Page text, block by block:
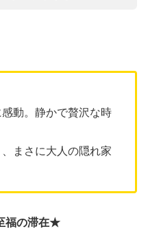
動。静かで贅沢な時
まさに大人の隠れ家
福の滞在★